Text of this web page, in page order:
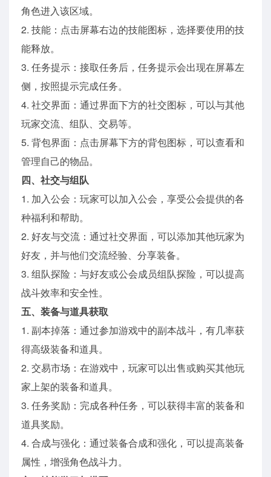
角色进入该区域。
2. 技能：点击屏幕右边的技能图标，选择要使用的技
能释放。
3. 任务提示：接取任务后，任务提示会出现在屏幕左
侧，按照提示完成任务。
4. 社交界面：通过界面下方的社交图标，可以与其他
玩家交流、组队、交易等。
5. 背包界面：点击屏幕下方的背包图标，可以查看和
管理自己的物品。
四、社交与组队
1. 加入公会：玩家可以加入公会，享受公会提供的各
种福利和帮助。
2. 好友与交流：通过社交界面，可以添加其他玩家为
好友，并与他们交流经验、分享装备。
3. 组队探险：与好友或公会成员组队探险，可以提高
战斗效率和安全性。
五、装备与道具获取
1. 副本掉落：通过参加游戏中的副本战斗，有几率获
得高级装备和道具。
2. 交易市场：在游戏中，玩家可以出售或购买其他玩
家上架的装备和道具。
3. 任务奖励：完成各种任务，可以获得丰富的装备和
道具奖励。
4. 合成与强化：通过装备合成和强化，可以提高装备
属性，增强角色战斗力。